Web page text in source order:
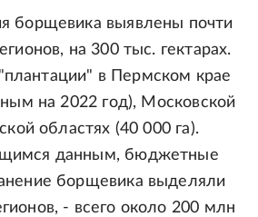
борщевика выявлены почти
на 300 тыс. гектарах.
в Пермском крае
на 2022 год), Московской
областях (40 000 га).
данным, бюджетные
борщевика выделяли
- всего около 200 млн